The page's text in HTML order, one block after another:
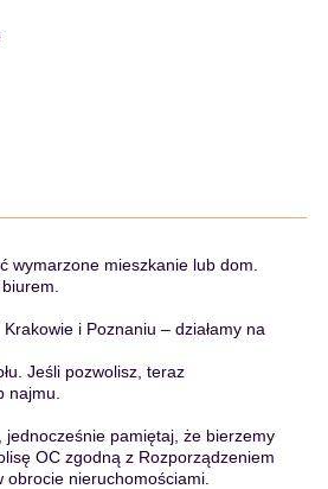
wymarzone mieszkanie lub dom.
i Poznaniu – działamy na
Jeśli pozwolisz, teraz
najmu.
pamiętaj, że bierzemy
OC zgodną z Rozporządzeniem
nieruchomościami.